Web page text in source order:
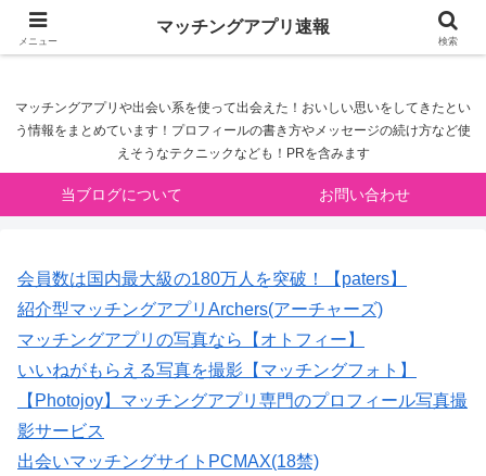
マッチングアプリ速報
マッチングアプリや出会い系を使って出会えた！おいしい思いをしてきたとい
う情報をまとめています！プロフィールの書き方やメッセージの続け方など使
えそうなテクニックなども！PRを含みます
当ブログについて お問い合わせ
会員数は国内最大級の180万人を突破！【paters】
紹介型マッチングアプリArchers(アーチャーズ)
マッチングアプリの写真なら【オトフィー】
いいねがもらえる写真を撮影【マッチングフォト】
【Photojoy】マッチングアプリ専門のプロフィール写真撮
影サービス
出会いマッチングサイトPCMAX(18禁)
メニュー
マッチングアプリ速報
検索